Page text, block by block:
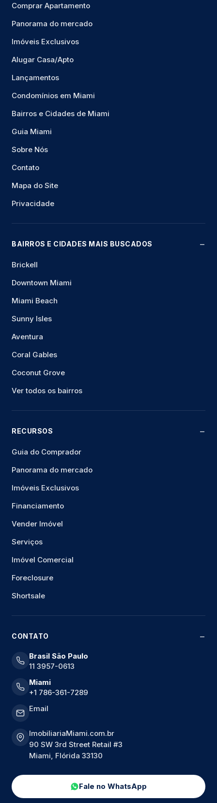
Comprar Apartamento
Panorama do mercado
Imóveis Exclusivos
Alugar Casa/Apto
Lançamentos
Condomínios em Miami
Bairros e Cidades de Miami
Guia Miami
Sobre Nós
Contato
Mapa do Site
Privacidade
BAIRROS E CIDADES MAIS BUSCADOS
Brickell
Downtown Miami
Miami Beach
Sunny Isles
Aventura
Coral Gables
Coconut Grove
Ver todos os bairros
RECURSOS
Guia do Comprador
Panorama do mercado
Imóveis Exclusivos
Financiamento
Vender Imóvel
Serviços
Imóvel Comercial
Foreclosure
Shortsale
CONTATO
Brasil São Paulo
11 3957-0613
Miami
+1 786-361-7289
Email
ImobiliariaMiami.com.br
90 SW 3rd Street Retail #3
Miami, Flórida 33130
Fale no WhatsApp